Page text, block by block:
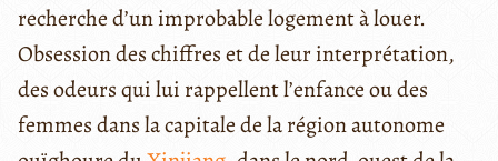
recherche d’un improbable logement à louer.
Obsession des chiffres et de leur interprétation,
des odeurs qui lui rappellent l’enfance ou des
femmes dans la capitale de la région autonome